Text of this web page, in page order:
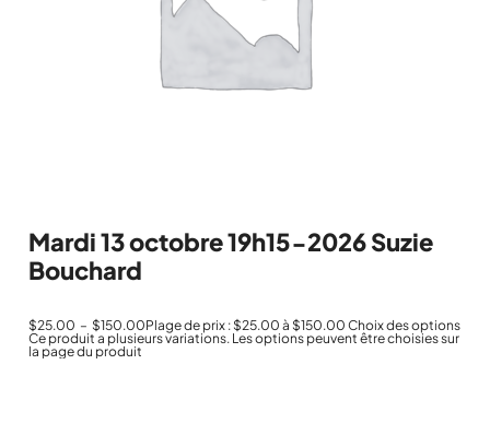
Mardi 13 octobre 19h15-2026 Suzie
Bouchard
$25.00 – $150.00Plage de prix : $25.00 à $150.00 Choix des options
Ce produit a plusieurs variations. Les options peuvent être choisies sur
la page du produit